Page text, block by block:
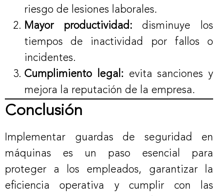
riesgo de lesiones laborales.
Mayor productividad: disminuye los
tiempos de inactividad por fallos o
incidentes.
Cumplimiento legal: evita sanciones y
mejora la reputación de la empresa.
Conclusión
Implementar guardas de seguridad en
máquinas es un paso esencial para
proteger a los empleados, garantizar la
eficiencia operativa y cumplir con las